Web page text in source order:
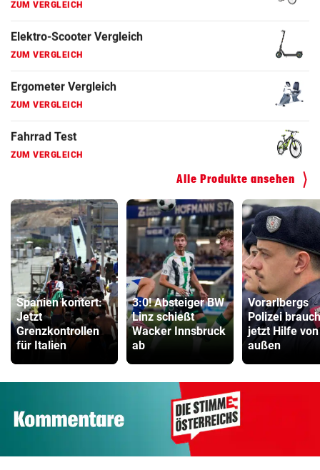
ZUM VERGLEICH
Faszienrolle Vergleich
ZUM VERGLEICH
Hoverboard Vergleich
ZUM VERGLEICH
Kinderfahrrad Vergleich
ZUM VERGLEICH
Alle Produkte ansehen
Spanien kontert:
Jetzt
Grenzkontrollen
für Italien
3:0! Absteiger BW
Linz schießt
Wacker Innsbruck
ab
Vorarlbergs
Polizei
jetzt Hilfe von
außen